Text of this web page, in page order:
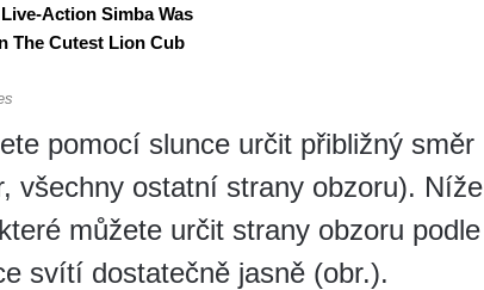
pomocí slunce určit přibližný směr
všechny ostatní strany obzoru). Níže
můžete určit strany obzoru podle
svítí dostatečně jasně (obr.).